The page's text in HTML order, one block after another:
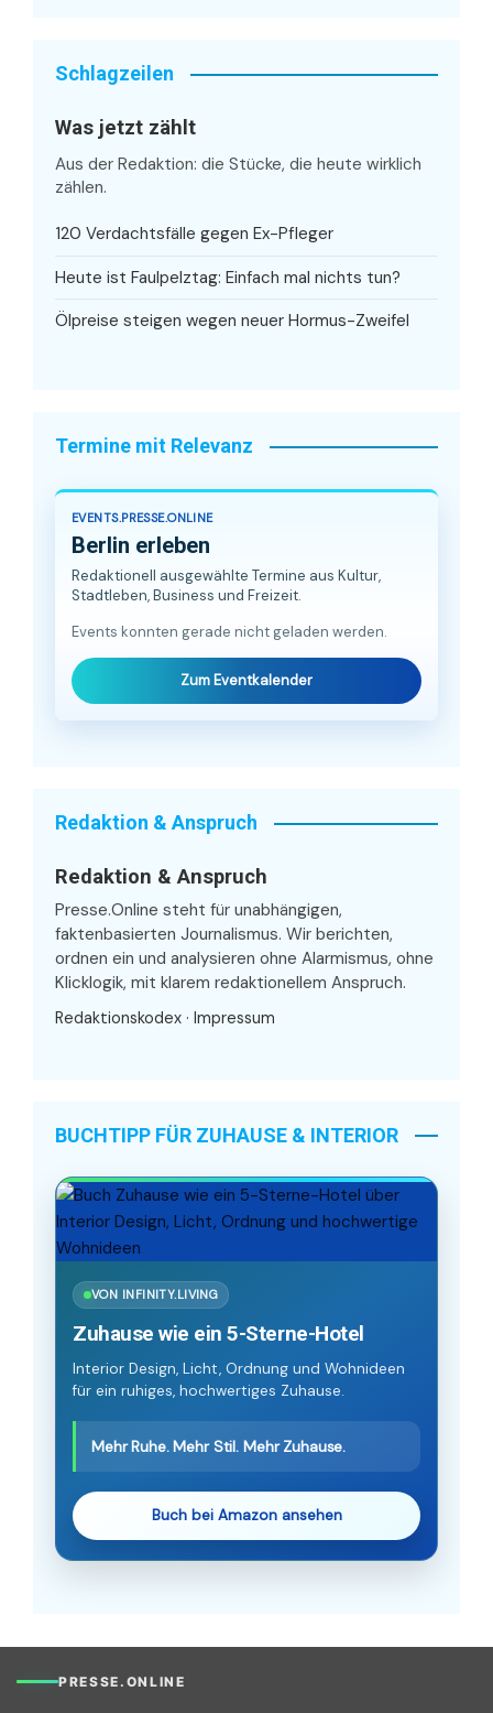
Schlagzeilen
Was jetzt zählt
Aus der Redaktion: die Stücke, die heute wirklich
zählen.
120 Verdachtsfälle gegen Ex-Pfleger
Heute ist Faulpelztag: Einfach mal nichts tun?
Ölpreise steigen wegen neuer Hormus-Zweifel
Termine mit Relevanz
EVENTS.PRESSE.ONLINE
Berlin erleben
Redaktionell ausgewählte Termine aus Kultur,
Stadtleben, Business und Freizeit.
Events konnten gerade nicht geladen werden.
Zum Eventkalender
Redaktion & Anspruch
Redaktion & Anspruch
Presse.Online steht für unabhängigen,
faktenbasierten Journalismus. Wir berichten,
ordnen ein und analysieren ohne Alarmismus, ohne
Klicklogik, mit klarem redaktionellem Anspruch.
Redaktionskodex · Impressum
BUCHTIPP FÜR ZUHAUSE & INTERIOR
VON INFINITY.LIVING
Zuhause wie ein 5-Sterne-Hotel
Interior Design, Licht, Ordnung und Wohnideen
für ein ruhiges, hochwertiges Zuhause.
Mehr Ruhe. Mehr Stil. Mehr Zuhause.
Buch bei Amazon ansehen
PRESSE.ONLINE